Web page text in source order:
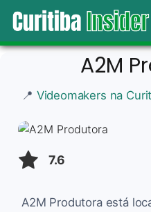
A2M
📍 Videomakers na
7.6
A2M Produtora está